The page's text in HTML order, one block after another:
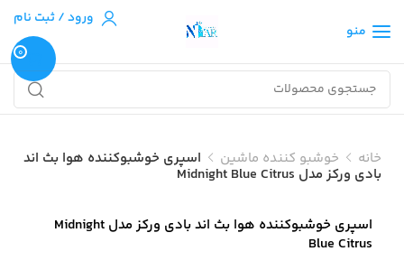
منو
ورود / ثبت نام
0
خانه خوشبو کننده ماشین اسپری خوشبوکننده هوا بث اند
بادی ورکز مدل Midnight Blue Citrus
اسپری خوشبوکننده هوا بث اند بادی ورکز مدل Midnight
Blue Citrus